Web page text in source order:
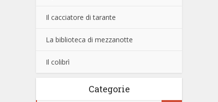
Il cacciatore di tarante
La biblioteca di mezzanotte
Il colibrì
Categorie